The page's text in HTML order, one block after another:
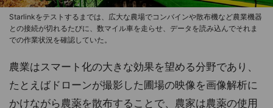
Starlinkをテストするまでは、広大な農場でコンバインや散布機など農業機器
との接続が切れるたびに、数マイル車を走らせ、データを読み込んでそれま
での作業状況を確認していた。
農業はスマート化の大きな効果を望める分野であり、
たとえばドローンが撮影した圃場の映像を画像解析に
かけながら農薬を散布することで、農家は農薬の使用